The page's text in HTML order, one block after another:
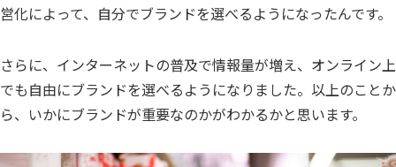
営化によって、自分でブランドを選べるようになったんです。
さらに、インターネットの普及で情報量が増え、オンライン上
でも自由にブランドを選べるようになりました。以上のことか
ら、いかにブランドが重要なのかがわかるかと思います。